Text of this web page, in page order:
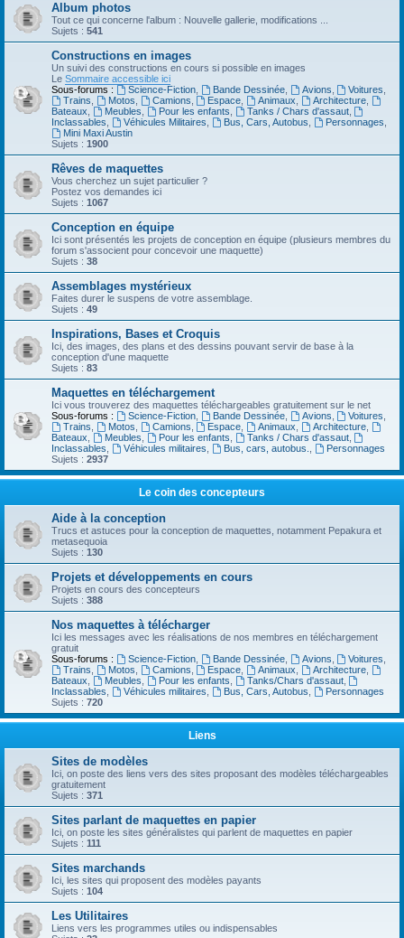
Album photos
Tout ce qui concerne l'album : Nouvelle gallerie, modifications ...
Sujets : 541
Constructions en images
Un suivi des constructions en cours si possible en images
Le Sommaire accessible ici
Sous-forums :
Science-Fiction, Bande Dessinée, Avions Voitures
Trains
Motos Camions Espace Animaux Architecture
Bateaux
Meubles Pour les enfants Tanks / Chars d'assaut,
Inclassables
Véhicules Militaires Bus, Cars, Autobus Personnages
Mini Maxi Austin
Sujets : 1900
Rêves de maquettes
Vous cherchez un sujet particulier ?
Postez vos demandes ici
Sujets : 1067
Conception en équipe
Ici sont présentés les projets de conception en équipe (plusieurs membres du
forum s'associent pour concevoir une maquette)
Sujets : 38
Assemblages mystérieux
Faites durer le suspens de votre assemblage.
Sujets : 49
Inspirations, Bases et Croquis
Ici, des images, des plans et des dessins pouvant servir de base à la
conception d'une maquette
Sujets : 83
Maquettes en téléchargement
Ici vous trouverez des maquettes téléchargeables gratuitement sur le net
Sous-forums :
Science-Fiction, Bande Dessinée, Avions Voitures
Trains
Motos Camions Espace Animaux Architecture
Bateaux
Meubles Pour les enfants Tanks / Chars d'assaut,
Inclassables
Véhicules militaires Bus, cars, autobus.
Personnages
Sujets : 2937
Le coin des concepteurs
Aide à la conception
Trucs et astuces pour la conception de maquettes, notamment Pepakura et
metasequoia
Sujets : 130
Projets et développements en cours
Projets en cours des concepteurs
Sujets : 388
Nos maquettes à télécharger
Ici les messages avec les réalisations de nos membres en téléchargement
gratuit
Sous-forums :
Science-Fiction, Bande Dessinée, Avions Voitures
Trains
Motos Camions Espace Animaux Architecture
Bateaux
Meubles Pour les enfants Tanks/Chars d'assaut,
Inclassables
Véhicules militaires Bus, Cars, Autobus
Personnages
Sujets : 720
Liens
Sites de modèles
Ici, on poste des liens vers des sites proposant des modèles téléchargeables
gratuitement
Sujets : 371
Sites parlant de maquettes en papier
Ici, on poste les sites généralistes qui parlent de maquettes en papier
Sujets : 111
Sites marchands
Ici, les sites qui proposent des modèles payants
Sujets : 104
Les Utilitaires
Liens vers les programmes utiles ou indispensables